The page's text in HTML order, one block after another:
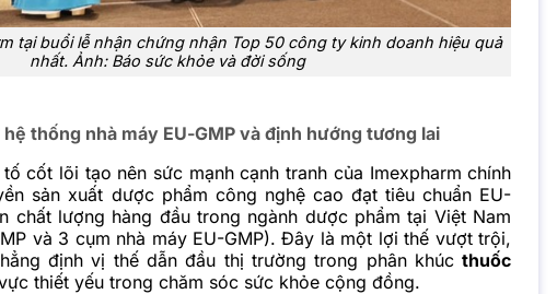
tại buổi lễ nhận chứng nhận Top 50 công ty kinh doanh hiệu quả
nhất. Ảnh: Báo sức khỏe và đời sống
thống nhà máy EU-GMP và định hướng tương lai
cốt lõi tạo nên sức mạnh cạnh tranh của Imexpharm chính
sản xuất dược phẩm công nghệ cao đạt tiêu chuẩn EU-
chất lượng hàng đầu trong ngành dược phẩm tại Việt Nam
và 3 cụm nhà máy EU-GMP). Đây là một lợi thế vượt trội,
định vị thế dẫn đầu thị trường trong phân khúcthuốc
thiết yếu trong chăm sóc sức khỏe cộng đồng.